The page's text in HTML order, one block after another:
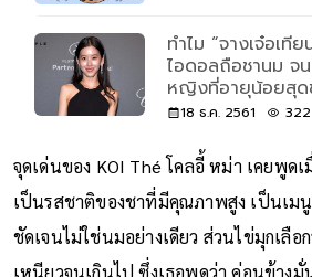
ทำไม “จางเจ๋อเที
ไอดอลถือชานม จ
หญิงที่อายุน้อยสุด
ชอบให้ใครเรียกว่า
18 ธ.ค. 2561 322
จุดเด่นของ KOI Thé โคลอี้ หม่า เคยพู
เป็นรสชาติของชาที่มีคุณภาพสูง เป็นเม
ชัดเจนไม่ใช่นมอย่างเดียว ส่วนไข่มุกเลื
เหนียวจนเกินไป ซึ่งเธอพูดว่า ค่อนข้าง